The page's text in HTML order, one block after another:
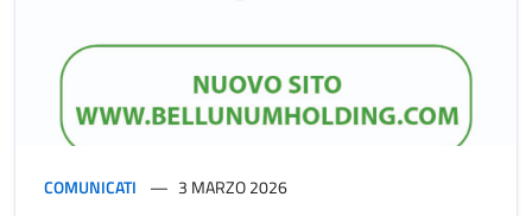
COMUNICATI 3 MARZO 2026